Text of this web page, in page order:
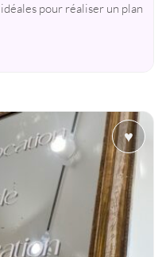
pour réaliser un plan
♥